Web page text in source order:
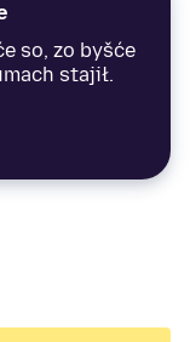
so, zo byšće
stajił.